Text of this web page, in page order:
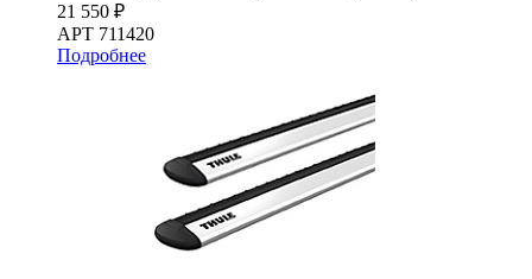
21 550 ₽
АРТ 711420
Подробнее